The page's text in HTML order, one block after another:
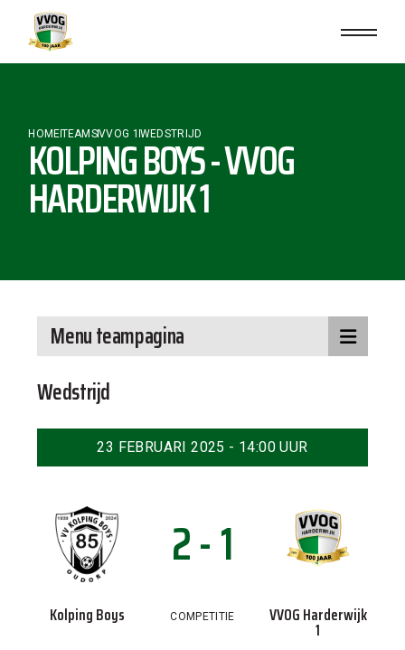
HOMETEAMSVVOG 1 WEDSTRIJD
KOLPING BOYS - VVOG
HARDERWIJK 1
Wedstrijd
23 FEBRUARI 2025 - 14:00 UUR
2 - 1
Kolping Boys COMPETITIE VVOG Harderwijk
1
Menu teampagina